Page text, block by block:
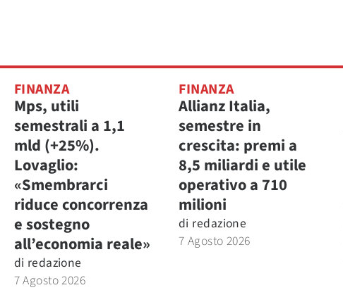
FINANZA
Mps, utili
semestrali a 1,1
mld (+25%).
Lovaglio:
«Smembrarci
riduce concorrenza
e sostegno
all’economia reale»
di redazione
7 Agosto 2026
FINANZA
Allianz Italia,
semestre in
crescita: premi a
8,5 miliardi e utile
operativo a 710
milioni
di redazione
7 Agosto 2026